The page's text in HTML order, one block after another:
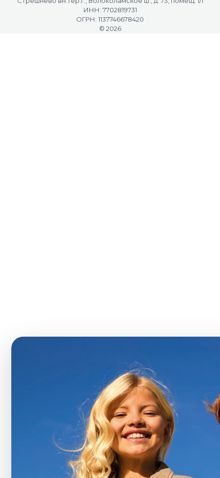
ИНН: 7702819731
ОГРН: 1137746678420
© 2026